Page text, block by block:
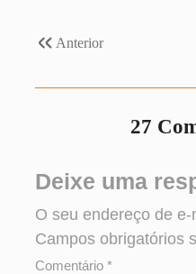
Anterior
27
Deixe uma
O seu endereço de
Campos obrigatórios
Comentário*